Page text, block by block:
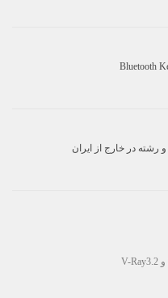
رشته در خارج از ایران